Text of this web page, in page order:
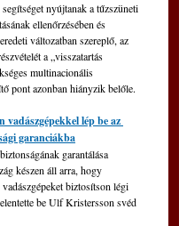
nyújtanak a tűzszüneti
ellenőrzésében és
változatban szereplő, az
a „visszatartás
multinacionális
pont azonban hiányzik belőle.
vadászgépekkel lép be az
garanciákba
garantálása
készen áll arra, hogy
biztosítson légi
be Ulf Kristersson svéd